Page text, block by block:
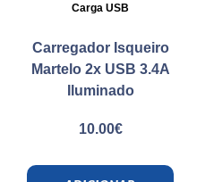
Carga USB
Carregador Isqueiro
Martelo 2x USB 3.4A
Iluminado
10.00€